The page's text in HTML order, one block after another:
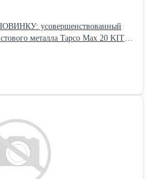
усовершенствованный
металла Tapсo Max 20 KIT-1.
МАХ 20 KIT-1 пневматический
автоматизации и облегчения работы
оборудования фиксирующая и
действие с помощью
полностью уйти от ручной
компрессорной системе.
Обеспечивает быструю и
Имеет плавный ход, что
материал перед гибкой и
Элементы управления